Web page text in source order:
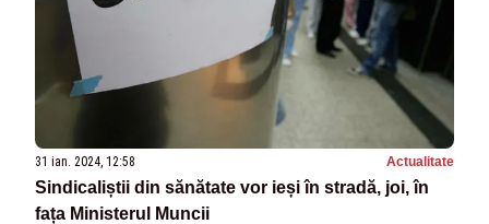
31 ian. 2024, 12:58 Actualitate
Sindicaliștii din sănătate vor ieși în stradă, joi, în
fața Ministerul Muncii